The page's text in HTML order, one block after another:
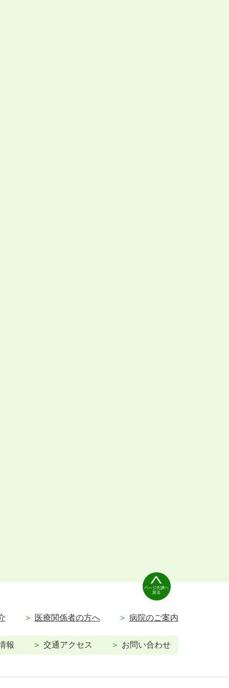
医療関係者の方へ 病院のご案内
報 交通アクセス お問い合わせ